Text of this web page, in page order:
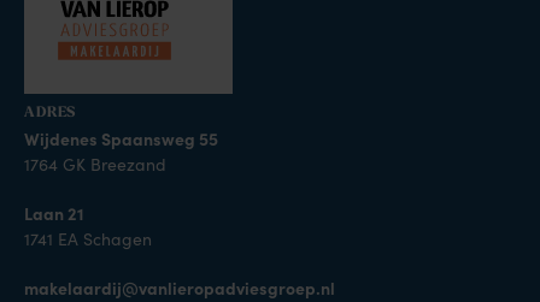
ADRES
Wijdenes Spaansweg 55
1764 GK Breezand
Laan 21
1741 EA Schagen
makelaardij@vanlieropadviesgroep.nl